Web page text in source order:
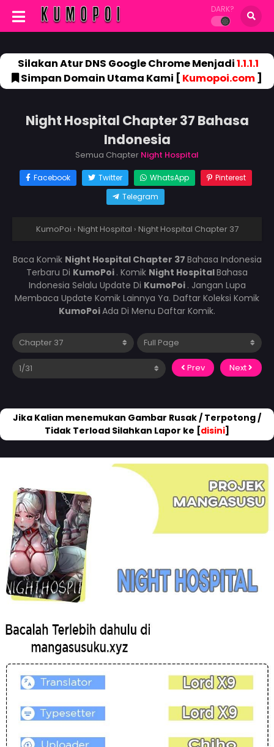
DARK?
Silakan Atur DNS Google Chrome Menjadi1.1.1.1
Simpan Domain Utama Kami [ Kumopoi.com]
Night Hospital Chapter 37 Bahasa
Indonesia
Semua Chapter Night Hospital
Facebook Twitter WhatsApp
Pinterest
Telegram
KumoPoi › Night Hospital › Night Hospital Chapter 37
Baca Komik Night Hospital Chapter 37 Bahasa Indonesia
Terbaru Di KumoPoi . Komik Night HospitalBahasa
Indonesia Selalu Update Di KumoPoi . Jangan Lupa
Membaca Update Komik Lainnya Ya. Daftar Koleksi Komik
KumoPoiAda Di Menu Daftar Komik.
Prev Next
Jika Kalian menemukan Gambar Rusak / Terpotong /
Tidak Terload Silahkan Lapor ke [disini]